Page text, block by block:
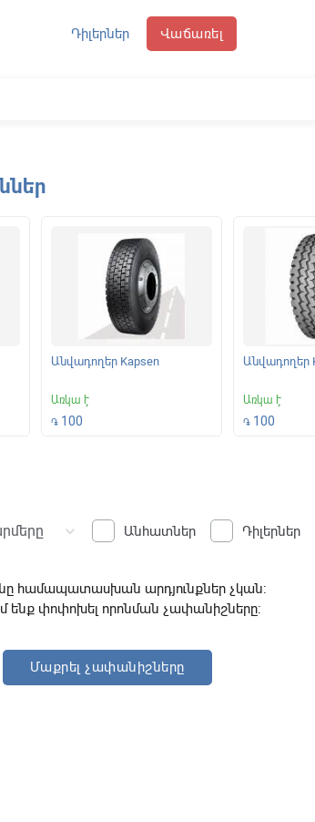
Դիլերներ Վաճառել
Անվադողեր Kapsen
Առկա է
֏ 100
Անվադողեր
Առկա է
֏ 100
keyboard_arrow_down Անհատներ Դիլերներ
համապատասխան արդյունքներ չկան:
ենք փոփոխել որոնման չափանիշները:
Մաքրել չափանիշները